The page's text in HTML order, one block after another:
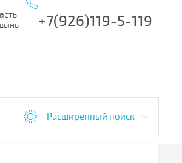
+7(926)119-5-119
Расширенный поиск